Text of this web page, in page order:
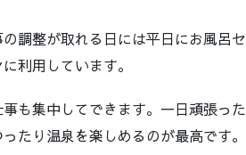
調整が取れる日には平日にお風呂セ
利用しています。
も集中してできます。一日頑張った
たり温泉を楽しめるのが最高です。